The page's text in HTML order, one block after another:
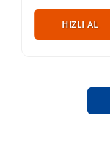
HIZLI AL